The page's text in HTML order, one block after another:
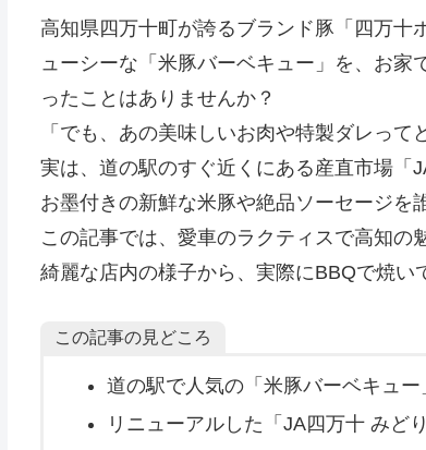
高知県四万十町が誇るブランド豚「四万十
ューシーな「米豚バーベキュー」を、お
ったことはありませんか？
「でも、あの美味しいお肉や特製ダレって
実は、道の駅のすぐ近くにある産直市場「
お墨付きの新鮮な米豚や絶品ソーセージを
この記事では、愛車のラクティスで高知の
綺麗な店内の様子から、実際にBBQで焼い
この記事の見どころ
道の駅で人気の「米豚バーベキュ
リニューアルした「JA四万十 みど